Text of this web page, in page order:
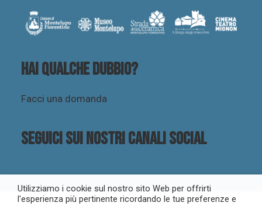
Hai qualche dubbio?
Facci una domanda
Seguici sui nostri canali social
Utilizziamo i cookie sul nostro sito Web per offrirti
l'esperienza più pertinente ricordando le tue preferenze e